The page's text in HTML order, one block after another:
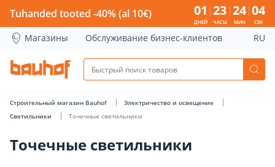
Точечные светильники - Bauhof has loaded
Tuhanded tooted -40% (al 10€) 01
ДНЕЙ
23
ЧАСЫ
24
МИН
04
СЕК
Магазины Обслуживание бизнес-клиентов RU
Строительный магазин Bauhof
Электричество и освещение
Светильники
Точечные светильники
Точечные светильники